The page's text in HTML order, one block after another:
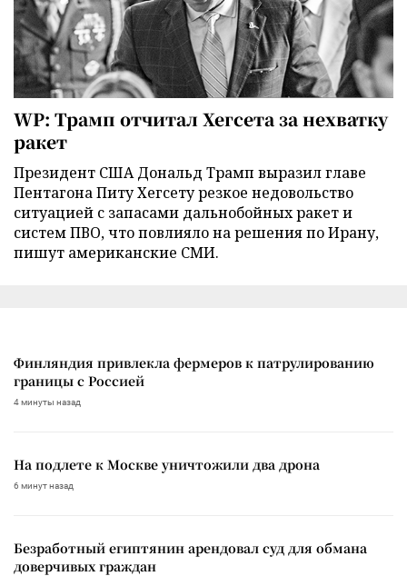
WP: Трамп отчитал Хегсета за нехватку
ракет
Президент США Дональд Трамп выразил главе
Пентагона Питу Хегсету резкое недовольство
ситуацией с запасами дальнобойных ракет и
систем ПВО, что повлияло на решения по Ирану,
пишут американские СМИ.
Финляндия привлекла фермеров к патрулированию
границы с Россией
4 минуты назад
На подлете к Москве уничтожили два дрона
6 минут назад
Безработный египтянин арендовал суд для обмана
доверчивых граждан